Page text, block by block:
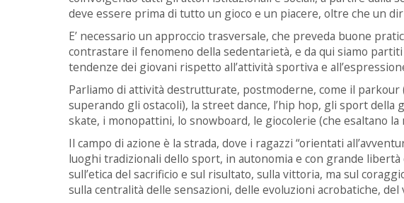
deve essere prima di tutto un gioco e un piacere, oltre che un
E’ necessario un approccio trasversale, che preveda buone
contrastare il fenomeno della sedentarietà, e da qui siamo
tendenze dei giovani rispetto all’attività sportiva e
Parliamo di attività destrutturate, postmoderne, come il parkour
superando gli ostacoli), la street dance, l’hip hop, gli sport della
skate, i monopattini, lo snowboard, le giocolerie (che esaltano la
Il campo di azione è la strada, dove i ragazzi “orientati
luoghi tradizionali dello sport, in autonomia e con grande
sull’etica del sacrificio e sul risultato, sulla vittoria, ma sul
sulla centralità delle sensazioni, delle evoluzioni acrobatiche,